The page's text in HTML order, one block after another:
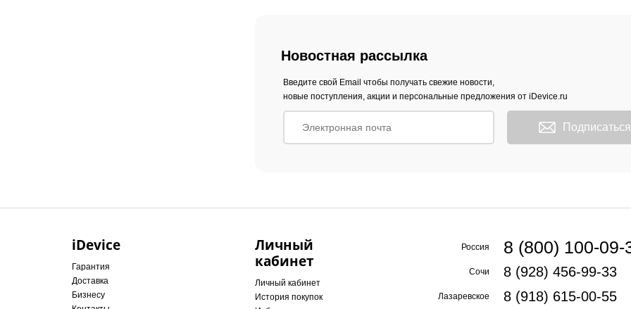
Новостная рассылка
Введите свой Email чтобы получать свежие новости,
новые поступления, акции и персональные предложения от iDevice.ru
Подписаться
iDevice
Гарантия
Доставка
Бизнесу
Личный
кабинет
Личный кабинет
История покупок
Россия 8 (800) 100-09-
Сочи 8 (928) 456-99-33
Лазаревское 8 (918) 615-00-55